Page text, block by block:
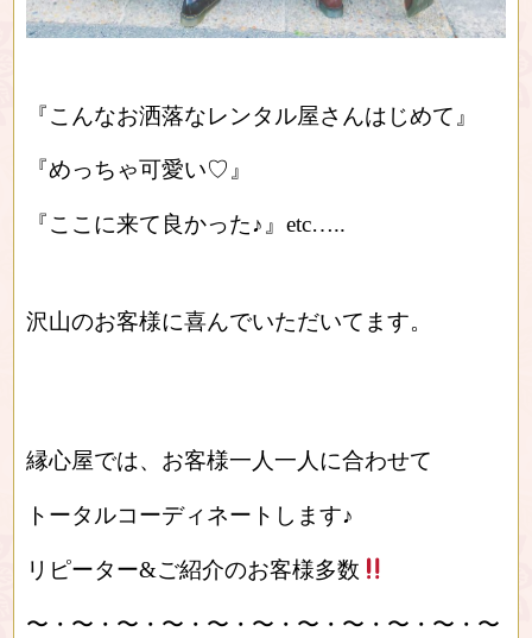
『こんなお洒落なレンタル屋さんはじめて』
『めっちゃ可愛い♡』
『ここに来て良かった♪』etc…..
沢山のお客様に喜んでいただいてます。
縁心屋では、お客様一人一人に合わせて
トータルコーディネートします♪
リピーター&ご紹介のお客様多数
〜・〜・〜・〜・〜・〜・〜・〜・〜・〜・〜